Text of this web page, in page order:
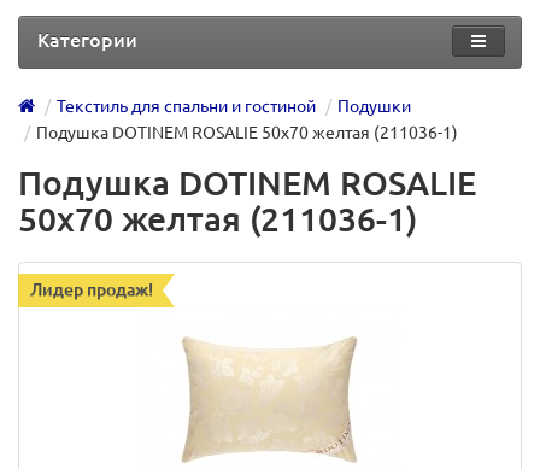
Категории
Текстиль для спальни и гостиной
Подушки
Подушка DOTINEM ROSALIE 50х70 желтая (211036-1)
Подушка DOTINEM ROSALIE
50х70 желтая (211036-1)
Лидер продаж!